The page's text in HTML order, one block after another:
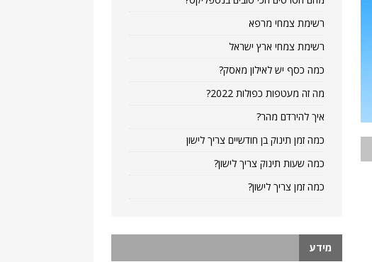
רשימת צמחי מרפא
רשימת צמחי ארץ ישראל
כמה כסף יש לאילון מאסק?
מה זה מעטפות כפולות 2022?
איך להירדם מהר?
כמה זמן תינוק בן חודשיים צריך לישון
כמה שעות תינוק צריך לישון?
כמה זמן צריך לישון?
מידע